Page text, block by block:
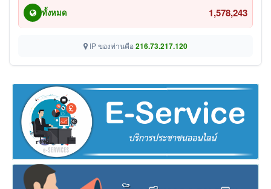
ทั้งหมด 1,578,243
IP ของท่านคือ 216.73.217.120